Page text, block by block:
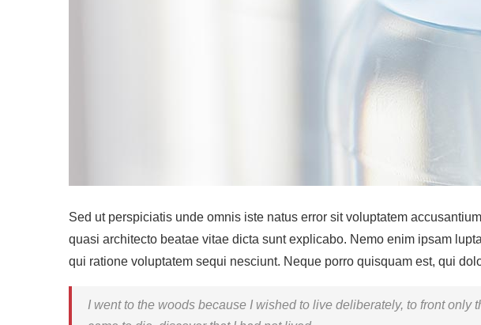
Sed ut perspiciatis unde omnis iste natus error sit voluptatem
quasi architecto beatae vitae dicta sunt explicabo. Nemo enim ipsam
qui ratione voluptatem sequi nesciunt. Neque porro quisquam est, qui
I went to the woods because I wished to live deliberately, to front